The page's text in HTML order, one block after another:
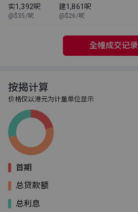
实1,392呎
@$35/呎
建1,861呎
@$26/呎
全幢成交记录
按揭计算
价格仅以港元为计量单位显示
首期
总贷款额
总利息